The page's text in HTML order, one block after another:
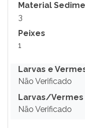
Material
3
Peixes
1
Larvas e
Não Verificado
Larvas/Vermes
Não Verificado